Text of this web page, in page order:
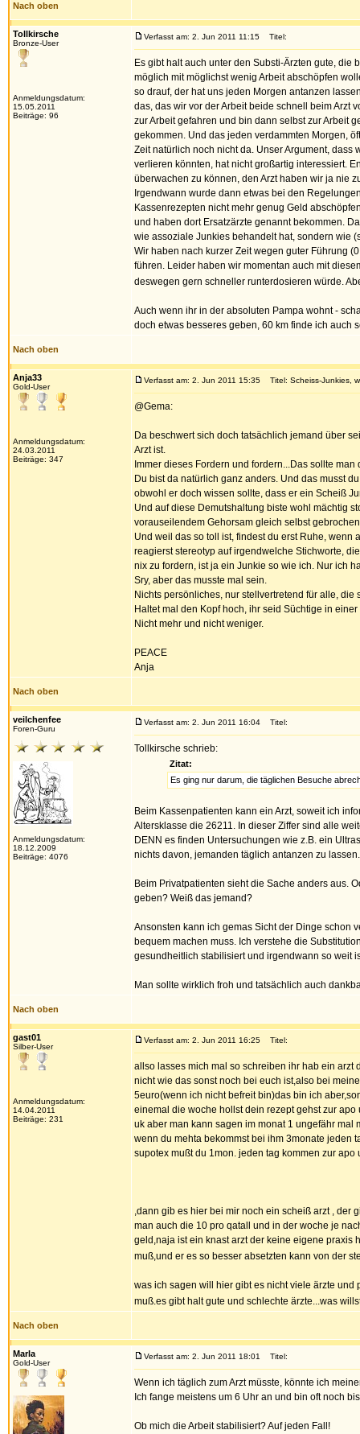
Nach oben
Tollkirsche
Bronze-User
Anmeldungsdatum:
15.05.2011
Beiträge: 96
Verfasst am: 2. Jun 2011 11:15 Titel:
Es gibt halt auch unter den Substi-Ärzten gute,
möglich mit möglichst wenig Arbeit abschöpfen
so drauf, der hat uns jeden Morgen antanzen
das, das wir vor der Arbeit beide schnell beim Arzt
zur Arbeit gefahren und bin dann selbst zur Arbeit
gekommen. Und das jeden verdammten Morgen,
Zeit natürlich noch nicht da. Unser Argument, dass
verlieren könnten, hat nicht großartig interessiert.
überwachen zu können, den Arzt haben wir ja nie
Irgendwann wurde dann etwas bei den
Kassenrezepten nicht mehr genug Geld
und haben dort Ersatzärzte genannt bekommen.
wie assoziale Junkies behandelt hat, sondern wie
Wir haben nach kurzer Zeit wegen guter Führung
führen. Leider haben wir momentan auch mit
deswegen gern schneller runterdosieren würde.
Auch wenn ihr in der absoluten Pampa wohnt -
doch etwas besseres geben, 60 km finde ich auch
Nach oben
Anja33
Gold-User
Anmeldungsdatum:
24.03.2011
Beiträge: 347
Verfasst am: 2. Jun 2011 15:35 Titel: Scheiss-Junkies,
@Gema:
Da beschwert sich doch tatsächlich jemand über
Arzt ist.
Immer dieses Fordern und fordern...Das sollte
Du bist da natürlich ganz anders. Und das musst
obwohl er doch wissen sollte, dass er ein Scheiß
Und auf diese Demutshaltung biste wohl mächtig
vorauseilendem Gehorsam gleich selbst
Und weil das so toll ist, findest du erst Ruhe,
reagierst stereotyp auf irgendwelche Stichworte,
nix zu fordern, ist ja ein Junkie so wie ich. Nur ich
Sry, aber das musste mal sein.
Nichts persönliches, nur stellvertretend für alle,
Haltet mal den Kopf hoch, ihr seid Süchtige in
Nicht mehr und nicht weniger.
PEACE
Anja
Nach oben
veilchenfee
Foren-Guru
Anmeldungsdatum:
18.12.2009
Beiträge: 4076
Verfasst am: 2. Jun 2011 16:04 Titel:
Tollkirsche schrieb:
Zitat:
Es ging nur darum, die täglichen Besuche
Beim Kassenpatienten kann ein Arzt, soweit ich
Altersklasse die 26211. In dieser Ziffer sind alle
DENN es finden Untersuchungen wie z.B. ein
nichts davon, jemanden täglich antanzen zu lassen.
Beim Privatpatienten sieht die Sache anders aus.
geben? Weiß das jemand?
Ansonsten kann ich gemas Sicht der Dinge schon
bequem machen muss. Ich verstehe die
gesundheitlich stabilisiert und irgendwann so weit
Man sollte wirklich froh und tatsächlich auch
Nach oben
gast01
Silber-User
Anmeldungsdatum:
14.04.2011
Beiträge: 231
Verfasst am: 2. Jun 2011 16:25 Titel:
allso lasses mich mal so schreiben ihr hab ein
nicht wie das sonst noch bei euch ist,also bei
5euro(wenn ich nicht befreit bin)das bin ich
einemal die woche hollst dein rezept gehst zur
uk aber man kann sagen im monat 1 ungefähr
wenn du mehta bekommst bei ihm 3monate jeden
supotex mußt du 1mon. jeden tag kommen zur
,dann gib es hier bei mir noch ein scheiß arzt , der
man auch die 10 pro qatall und in der woche je
geld,naja ist ein knast arzt der keine eigene praxis
muß,und er es so besser absetzten kann von der
was ich sagen will hier gibt es nicht viele ärzte
muß.es gibt halt gute und schlechte ärzte...was
Nach oben
Marla
Gold-User
Verfasst am: 2. Jun 2011 18:01 Titel:
Wenn ich täglich zum Arzt müsste, könnte ich
Ich fange meistens um 6 Uhr an und bin oft noch
Ob mich die Arbeit stabilisiert? Auf jeden Fall!